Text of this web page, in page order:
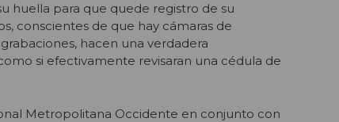
huella para que quede registro de su
conscientes de que hay cámaras de
hacen una verdadera
si efectivamente revisaran una cédula de
Metropolitana Occidente en conjunto con